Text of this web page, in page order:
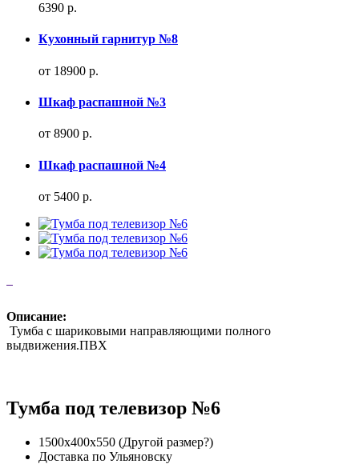
6390 р.
Кухонный гарнитур №8
от 18900 р.
Шкаф распашной №3
от 8900 р.
Шкаф распашной №4
от 5400 р.
Описание:
Тумба с шариковыми направляющими полного
выдвижения.ПВХ
Тумба под телевизор №6
1500х400х550 (Другой размер?)
Доставка по Ульяновску